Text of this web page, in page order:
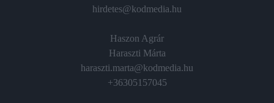
hirdetes@kodmedia.hu
Haszon Agrár
Haraszti Márta
haraszti.marta@kodmedia.hu
+36305157045